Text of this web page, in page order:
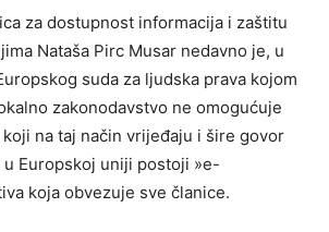
za dostupnost informacija i zaštitu
Nataša Pirc Musar nedavno je, u
suda za ljudska prava kojom
zakonodavstvo ne omogućuje
na taj način vrijeđaju i šire govor
u Europskoj uniji postoji »e-
koja obvezuje sve članice.